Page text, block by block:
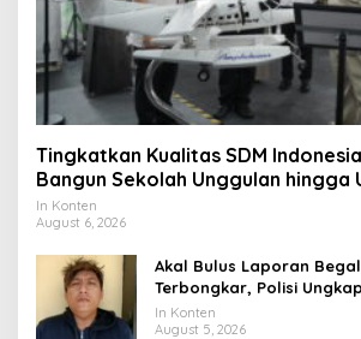
Tingkatkan Kualitas SDM
Bangun Sekolah Unggulan hingga
Universitas Terbaik Dunia
In Konten
August 6, 2026
Akal Bulus Laporan
Terbongkar, Polisi
Uang Perusahaan untuk
In Konten
August 5, 2026